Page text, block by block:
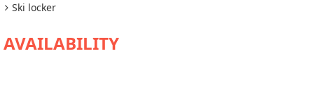
Ski locker
AVAILABILITY